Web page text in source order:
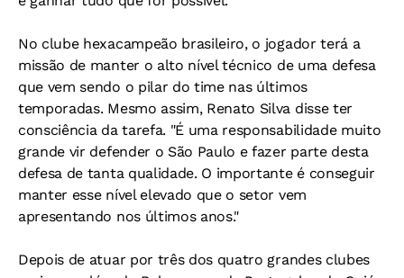
No clube hexacampeão brasileiro, o jogador terá a
missão de manter o alto nível técnico de uma defesa
que vem sendo o pilar do time nas últimos
temporadas. Mesmo assim, Renato Silva disse ter
consciência da tarefa. "É uma responsabilidade muito
grande vir defender o São Paulo e fazer parte desta
defesa de tanta qualidade. O importante é conseguir
manter esse nível elevado que o setor vem
apresentando nos últimos anos."
Depois de atuar por três dos quatro grandes clubes